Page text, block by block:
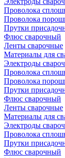
Проволока
Проволока
Прутки
Флюс сварочный
Ленты сварочные
Материалы для
Электроды
Проволока
Проволока
Прутки
Флюс сварочный
Ленты сварочные
Материалы для
Электроды
Проволока
Прутки
Флюс сварочный